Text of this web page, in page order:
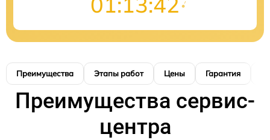
Преимущества Этапы работ Цены Гарантия
Преимущества сервис-
центра